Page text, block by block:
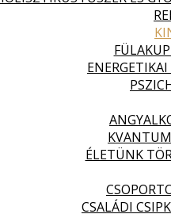
ÉLETÜNK
CSALÁDI